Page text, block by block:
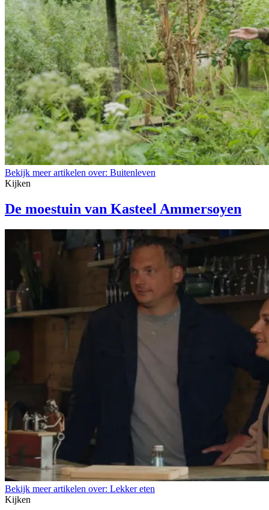
Bekijk meer artikelen over: Buitenleven
Kijken
De moestuin van Kasteel Ammersoyen
Bekijk meer artikelen over: Lekker eten
Kijken